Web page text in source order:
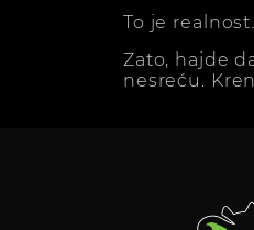
To je realnost.
Zato, hajde
nesreću.